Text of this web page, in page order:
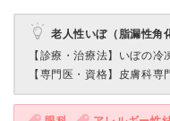
老人性いぼ（脂漏性角
【診療・治療法】 いぼの冷
【専門医・資格】 皮膚科専